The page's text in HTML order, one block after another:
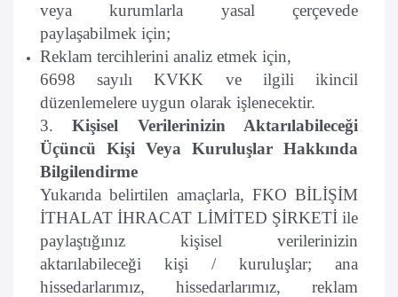
veya kurumlarla yasal çerçevede
paylaşabilmek için;
Reklam tercihlerini analiz etmek için,
6698 sayılı KVKK ve ilgili ikincil
düzenlemelere uygun olarak işlenecektir.
3.Kişisel Verilerinizin Aktarılabileceği
Üçüncü Kişi Veya Kuruluşlar Hakkında
Bilgilendirme
Yukarıda belirtilen amaçlarla, FKO BİLİŞİM
İTHALAT İHRACAT LİMİTED ŞİRKETİ ile
paylaştığınız kişisel verilerinizin
aktarılabileceği kişi / kuruluşlar; ana
hissedarlarımız, hissedarlarımız, reklam